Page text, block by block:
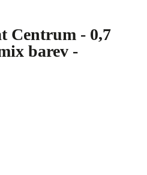
Centrum - 0,7
barev -